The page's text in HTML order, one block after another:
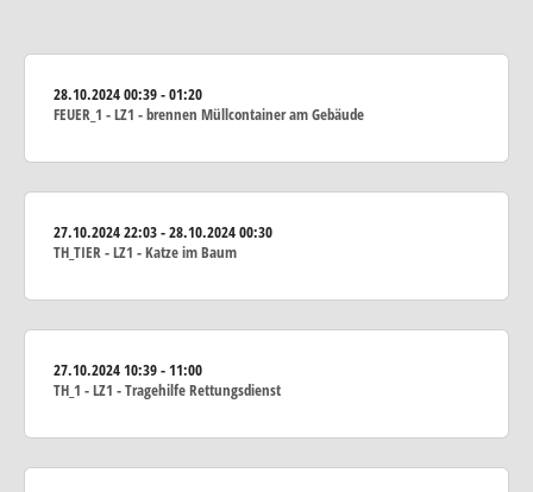
28.10.202400:39 - 01:20
FEUER_1 - LZ1 - brennen Müllcontainer am Gebäude
27.10.202422:03 - 28.10.2024 00:30
TH_TIER - LZ1 - Katze im Baum
27.10.202410:39 - 11:00
TH_1 - LZ1 - Tragehilfe Rettungsdienst